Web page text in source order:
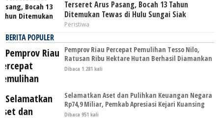
Terseret Arus Pasang, Bocah 13 Tahun
Ditemukan Tewas di Hulu Sungai Siak
Peristiwa
BERITA POPULER
Pemprov Riau Percepat Pemulihan Tesso Nilo,
Ratusan Ribu Hektare Hutan Berhasil Diamankan
Dibaca 1.281 kali
Selamatkan Aset dan Pulihkan Keuangan Negara
Rp74,9 Miliar, Pemkab Apresiasi Kejari Kuansing
Dibaca 951 kali